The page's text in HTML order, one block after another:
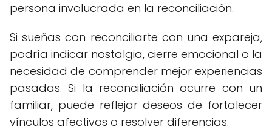
persona involucrada en la reconciliación.
Si sueñas con reconciliarte con una expareja,
podría indicar nostalgia, cierre emocional o la
necesidad de comprender mejor experiencias
pasadas. Si la reconciliación ocurre con un
familiar, puede reflejar deseos de fortalecer
vínculos afectivos o resolver diferencias.